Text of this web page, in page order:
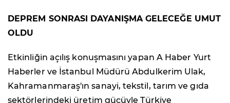
DEPREM SONRASI DAYANIŞMA GELECEĞE UMUT
OLDU
Etkinliğin açılış konuşmasını yapan A Haber Yurt
Haberler ve İstanbul Müdürü Abdulkerim Ulak,
Kahramanmaraş'ın sanayi, tekstil, tarım ve gıda
sektörlerindeki üretim gücüyle Türkiye